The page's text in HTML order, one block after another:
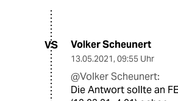
VS Volker Scheunert
13.05.2021, 09:55 Uhr
@Volker Scheunert:
Die Antwort sollte an